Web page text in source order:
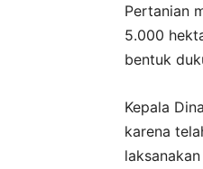
Pertanian
5.000
bentuk
Kepala
karena